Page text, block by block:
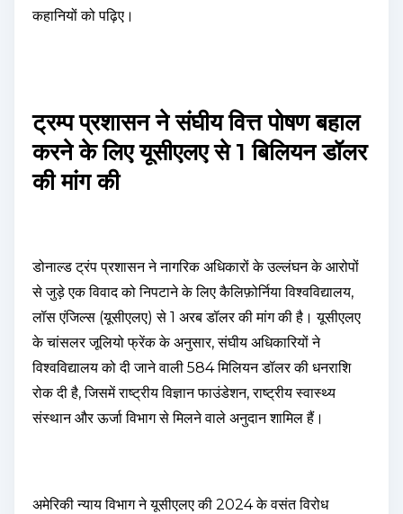
कहानियों को पढ़िए।
ट्रम्प प्रशासन ने संघीय वित्त पोषण बहाल
करने के लिए यूसीएलए से 1 बिलियन डॉलर
की मांग की
डोनाल्ड ट्रंप प्रशासन ने नागरिक अधिकारों के उल्लंघन के आरोपों
से जुड़े एक विवाद को निपटाने के लिए कैलिफ़ोर्निया विश्वविद्यालय,
लॉस एंजिल्स (यूसीएलए) से 1 अरब डॉलर की मांग की है। यूसीएलए
के चांसलर जूलियो फ्रेंक के अनुसार, संघीय अधिकारियों ने
विश्वविद्यालय को दी जाने वाली 584 मिलियन डॉलर की धनराशि
रोक दी है, जिसमें राष्ट्रीय विज्ञान फाउंडेशन, राष्ट्रीय स्वास्थ्य
संस्थान और ऊर्जा विभाग से मिलने वाले अनुदान शामिल हैं।
अमेरिकी न्याय विभाग ने यूसीएलए की 2024 के वसंत विरोध